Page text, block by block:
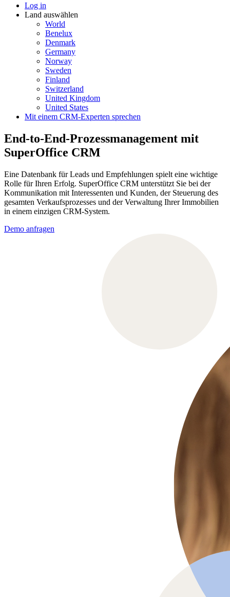
Log in
Land auswählen
World
Benelux
Denmark
Germany
Norway
Sweden
Finland
Switzerland
United Kingdom
United States
Mit einem CRM-Experten sprechen
End-to-End-Prozessmanagement mit
SuperOffice CRM
Eine Datenbank für Leads und Empfehlungen spielt eine wichtige
Rolle für Ihren Erfolg. SuperOffice CRM unterstützt Sie bei der
Kommunikation mit Interessenten und Kunden, der Steuerung des
gesamten Verkaufsprozesses und der Verwaltung Ihrer Immobilien
in einem einzigen CRM-System.
Demo anfragen